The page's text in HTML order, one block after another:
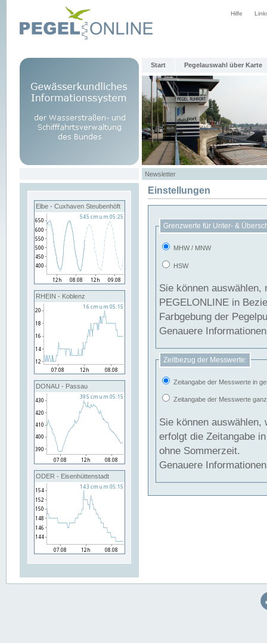
Hilfe
Start Pegelauswahl über Karte
Newsletter
Elbe - Cuxhaven Steubenhöft
RHEIN - Koblenz
DONAU - Passau
ODER - Eisenhüttenstadt
Einstellungen
Grenzwerte für Unter- &
MHW / MNW
HSW
Sie können
PEGELONLINE in Beziehung
Farbgebung der
Genauere
Zeitbezug der Messwerte:
Zeitangabe der Messwerte in
Zeitangabe der Messwerte
Sie können auswählen,
erfolgt die Zeitangabe
ohne Sommerzeit.
Genauere